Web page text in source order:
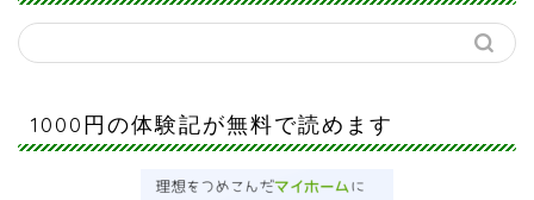
1000円の体験記が無料で読めます